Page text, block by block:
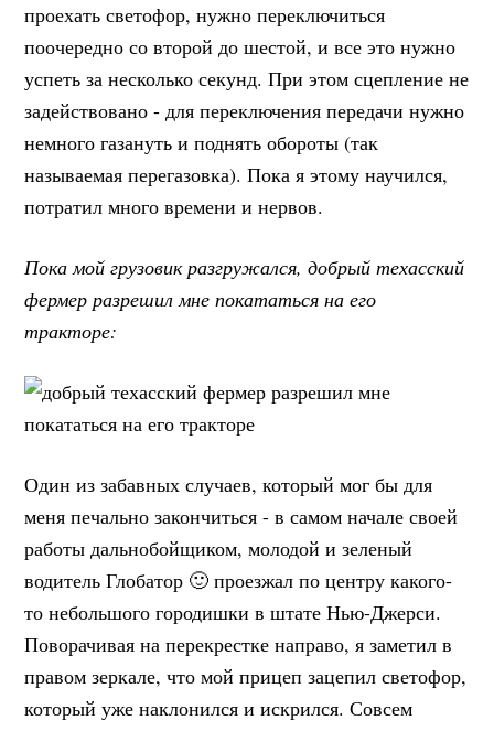
проехать светофор, нужно переключиться
поочередно со второй до шестой, и все это нужно
успеть за несколько секунд. При этом сцепление не
задействовано - для переключения передачи нужно
немного газануть и поднять обороты (так
называемая перегазовка). Пока я этому научился,
потратил много времени и нервов.
Пока мой грузовик разгружался, добрый техасский
фермер разрешил мне покататься на его
тракторе:
Один из забавных случаев, который мог бы для
меня печально закончиться - в самом начале своей
работы дальнобойщиком, молодой и зеленый
водитель Глобатор 🙂 проезжал по центру какого-
то небольшого городишки в штате Нью-Джерси.
Поворачивая на перекрестке направо, я заметил в
правом зеркале, что мой прицеп зацепил светофор,
который уже наклонился и искрился. Совсем